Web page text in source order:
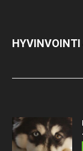
HYVINVOINTI